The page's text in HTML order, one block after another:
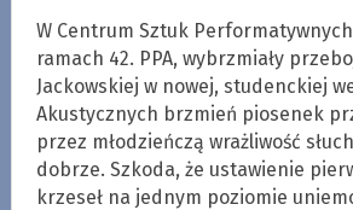
W Centrum Sztuk
ramach 42. PPA, wybrzmiały
Jackowskiej w nowej, studenckiej
Akustycznych brzmień piosenek
przez młodzieńczą wrażliwość
dobrze. Szkoda, że ustawienie
krzeseł na jednym poziomie